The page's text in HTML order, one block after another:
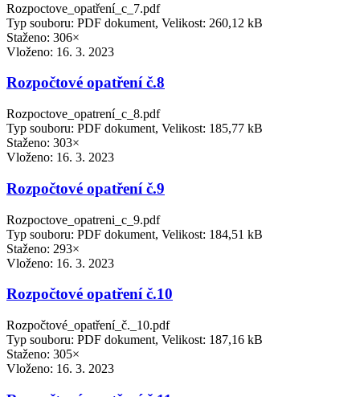
Rozpoctove_opatření_c_7.pdf
Typ souboru: PDF dokument, Velikost: 260,12 kB
Staženo: 306×
Vloženo: 16. 3. 2023
Rozpočtové opatření č.8
Rozpoctove_opatrení_c_8.pdf
Typ souboru: PDF dokument, Velikost: 185,77 kB
Staženo: 303×
Vloženo: 16. 3. 2023
Rozpočtové opatření č.9
Rozpoctove_opatreni_c_9.pdf
Typ souboru: PDF dokument, Velikost: 184,51 kB
Staženo: 293×
Vloženo: 16. 3. 2023
Rozpočtové opatření č.10
Rozpočtové_opatření_č._10.pdf
Typ souboru: PDF dokument, Velikost: 187,16 kB
Staženo: 305×
Vloženo: 16. 3. 2023